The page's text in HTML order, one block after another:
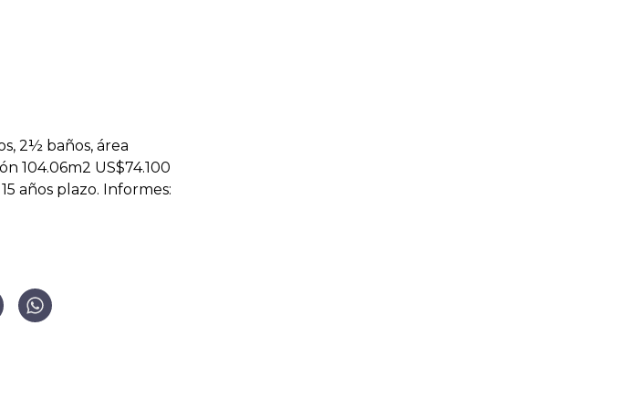
2½ baños, área
104.06m2 US$74.100
años plazo. Informes: